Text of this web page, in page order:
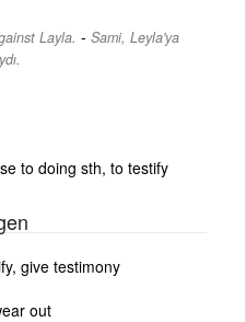
Layla. - Sami, Leyla'ya
to doing sth, to testify
give testimony
out